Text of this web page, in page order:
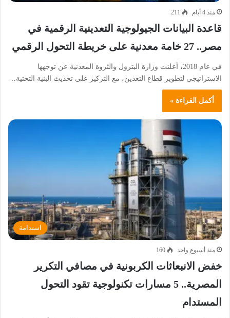
منذ 4 أيام 211
قاعدة البيانات الجيولوجية التعدينية الرقمية في
مصر.. 27 خامة معدنية على خريطة التحول الرقمي
في عام 2018، أعلنت وزارة البترول والثروة المعدنية عن توجهها
الاستراتيجي لتطوير قطاع التعدين، مع التركيز على تحديث البنية التحتية…
أكمل القراءة »
استدامة
منذ أسبوع واحد 160
خفض الانبعاثات الكربونية في مصافي التكرير
المصرية.. 5 مسارات تكنولوجية تقود التحول
المستدام